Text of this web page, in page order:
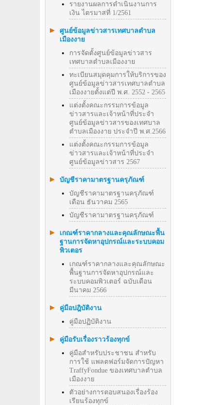
รายงานผลการดำเนินงานการ
เงิน ไตรมาสที่ 1/2561
ศูนย์ข้อมูลข่าวสารเทศบาลตำบล
เมืองงาย
การจัดตั้งศูนย์ข้อมูลข่าวสาร
เทศบาลตำบลเมืองงาย
ทะเบียนสมุดคุมการให้บริการของ
ศูนย์ข้อมูลข่าวสารเทศบาลตำบล
เมืองงายตั้งแต่ปี พ.ศ. 2552 - 2565
แต่งตั้งคณะกรรมการข้อมูล
ข่าวสารและเจ้าหน้าที่ประจำ
ศูนย์ข้อมูลข่าวสารของเทศบาล
ตำบลเมืองงาย ประจำปี พ.ศ.2566
แต่งตั้งคณะกรรมการข้อมูล
ข่าวสารและเจ้าหน้าที่ประจำ
ศูนย์ข้อมูลข่าวสาร 2567
บัญชีราคามาตรฐานครุภัณฑ์
บัญชีราคามาตรฐานครุภัณฑ์
เดือน ธันวาคม 2565
บัญชีราคามาตรฐานครุภัณฑ์
เกณฑ์ราคากลางและคุณลักษณะพื้น
ฐานการจัดหาอุปกรณ์และระบบคอม
พิวเตอร
เกณฑ์ราคากลางและคุณลักษณะ
พื้นฐานการจัดหาอุปกรณ์และ
ระบบคอมพิวเตอร์ ฉบับเดือน
มีนาคม 2566
คู่มือปฎิบัติงาน
คู่มือปฏิบัติงาน
คู่มือรับเรื่องราวร้องทุกข์
คู่มือสำหรับประชาชน สำหรับ
การใช้ แพลตฟอร์มจัดการปัญหา
TraffyFondue ของเทศบาลตำบล
เมืองงาย
ตัวอย่างการตอบสนองเรื่องร้อง
เรียนร้องทุกข์